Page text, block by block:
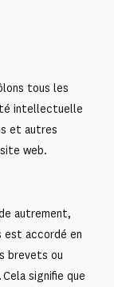
tous les
intellectuelle
et autres
web.
autrement,
est accordé en
brevets ou
signifie que